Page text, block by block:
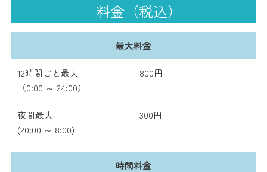
料金（税込）
最大料金
12時間ごと最大
（0:00 ～ 24:00）
800円
夜間最大
(20:00 ～ 8:00)
300円
時間料金